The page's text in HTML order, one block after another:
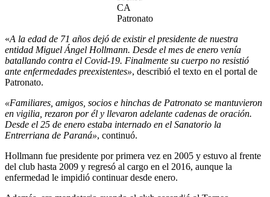
CA
Patronato
«A la edad de 71 años dejó de existir el presidente de nuestra
entidad Miguel Ángel Hollmann. Desde el mes de enero venía
batallando contra el Covid-19. Finalmente su cuerpo no resistió
ante enfermedades preexistentes», describió el texto en el portal de
Patronato.
«Familiares, amigos, socios e hinchas de Patronato se mantuvieron
en vigilia, rezaron por él y llevaron adelante cadenas de oración.
Desde el 25 de enero estaba internado en el Sanatorio la
Entrerriana de Paraná», continuó.
Hollmann fue presidente por primera vez en 2005 y estuvo al frente
del club hasta 2009 y regresó al cargo en el 2016, aunque la
enfermedad le impidió continuar desde enero.